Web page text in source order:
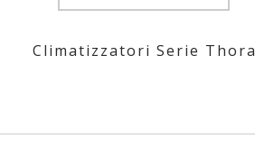
Climatizzatori Serie Thora